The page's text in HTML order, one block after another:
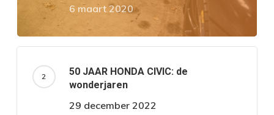
6 maart 2020
50 JAAR HONDA CIVIC: de
wonderjaren
29 december 2022